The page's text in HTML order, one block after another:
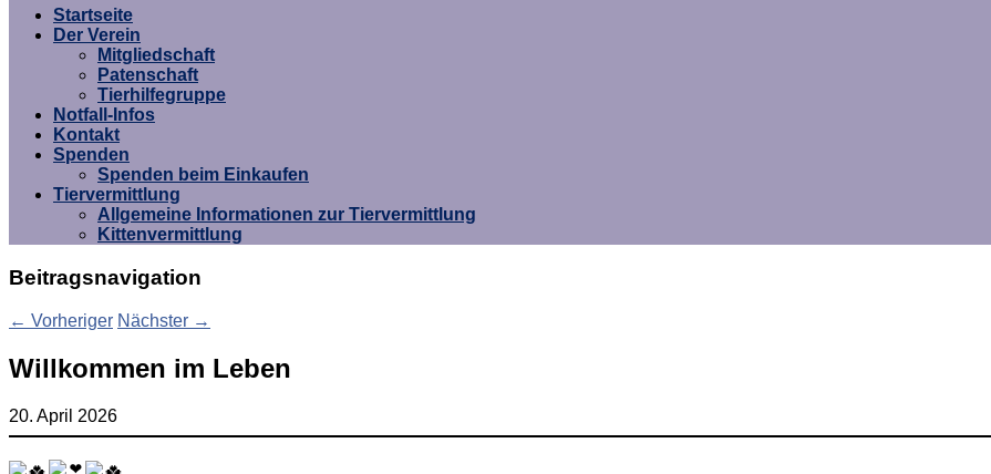
Startseite
Der Verein
Mitgliedschaft
Patenschaft
Tierhilfegruppe
Notfall-Infos
Kontakt
Spenden
Spenden beim Einkaufen
Tiervermittlung
Allgemeine Informationen zur Tiervermittlung
Kittenvermittlung
Beitragsnavigation
← Vorheriger Nächster →
Willkommen im Leben
20. April 2026